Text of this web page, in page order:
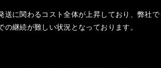
送に関わるコスト全体が上昇しており、弊社
継続が難しい状況となっております。